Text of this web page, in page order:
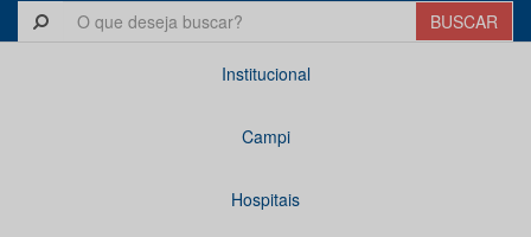
Institucional
Campi
Hospitais